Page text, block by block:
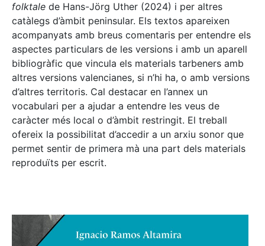
folktale de Hans-Jörg Uther (2024) i per altres
catàlegs d’àmbit peninsular. Els textos apareixen
acompanyats amb breus comentaris per entendre els
aspectes particulars de les versions i amb un aparell
bibliogràfic que vincula els materials tarbeners amb
altres versions valencianes, si n’hi ha, o amb versions
d’altres territoris. Cal destacar en l’annex un
vocabulari per a ajudar a entendre les veus de
caràcter més local o d’àmbit restringit. El treball
ofereix la possibilitat d’accedir a un arxiu sonor que
permet sentir de primera mà una part dels materials
reproduïts per escrit.